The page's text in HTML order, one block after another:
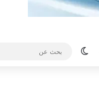
الوضع المظلم